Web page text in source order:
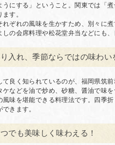
にする」ということ。関東では「煮
す。
れぞれの風味を生かすため、別々に
の会席料理や松花堂弁当などにも、
入れ、季節ならではの味わい
て良く知られているのが、福岡県筑
などを油で炒め、砂糖、醤油で味を
風味を堪能できる料理法です。四季
きます。
でも美味しく味わえる！